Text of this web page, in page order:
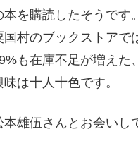
本を購読したそうです
国村のブックストア
も在庫不足が増えた
は十人十色です。
本雄伍さんとお会いし